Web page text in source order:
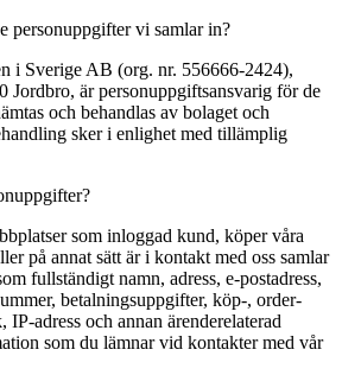
personuppgifter vi samlar in?
i Sverige AB (org. nr. 556666-2424),
Jordbro, är personuppgiftsansvarig för de
och behandlas av bolaget och
sker i enlighet med tillämplig
som inloggad kund, köper våra
på annat sätt är i kontakt med oss samlar
fullständigt namn, adress, e-postadress,
betalningsuppgifter, köp-, order-
adress och annan ärenderelaterad
som du lämnar vid kontakter med vår